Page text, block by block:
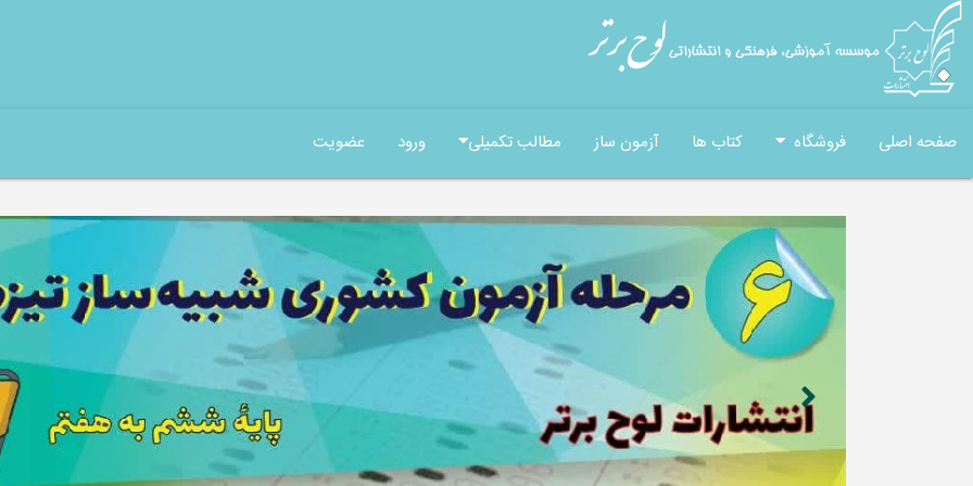
صفحه اصلی فروشگاه کتاب ها آزمون ساز مطالب تکمیلی ورود عضویت